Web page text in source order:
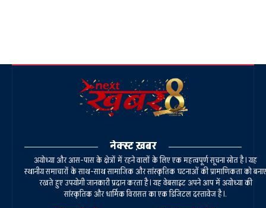
नेक्स्ट ख़बर
अयोध्या और आस-पास के क्षेत्रों में रहने वालों के लिए एक महत्वपूर्ण सूचना स्रोत है। यह
स्थानीय समाचारों के साथ-साथ सामाजिक और सांस्कृतिक घटनाओं की प्रामाणिकता को बनाए
रखते हुए उपयोगी जानकारी प्रदान करता है। यह वेबसाइट अपने आप में अयोध्या की
सांस्कृतिक और धार्मिक विरासत का एक डिजिटल दस्तावेज है।.